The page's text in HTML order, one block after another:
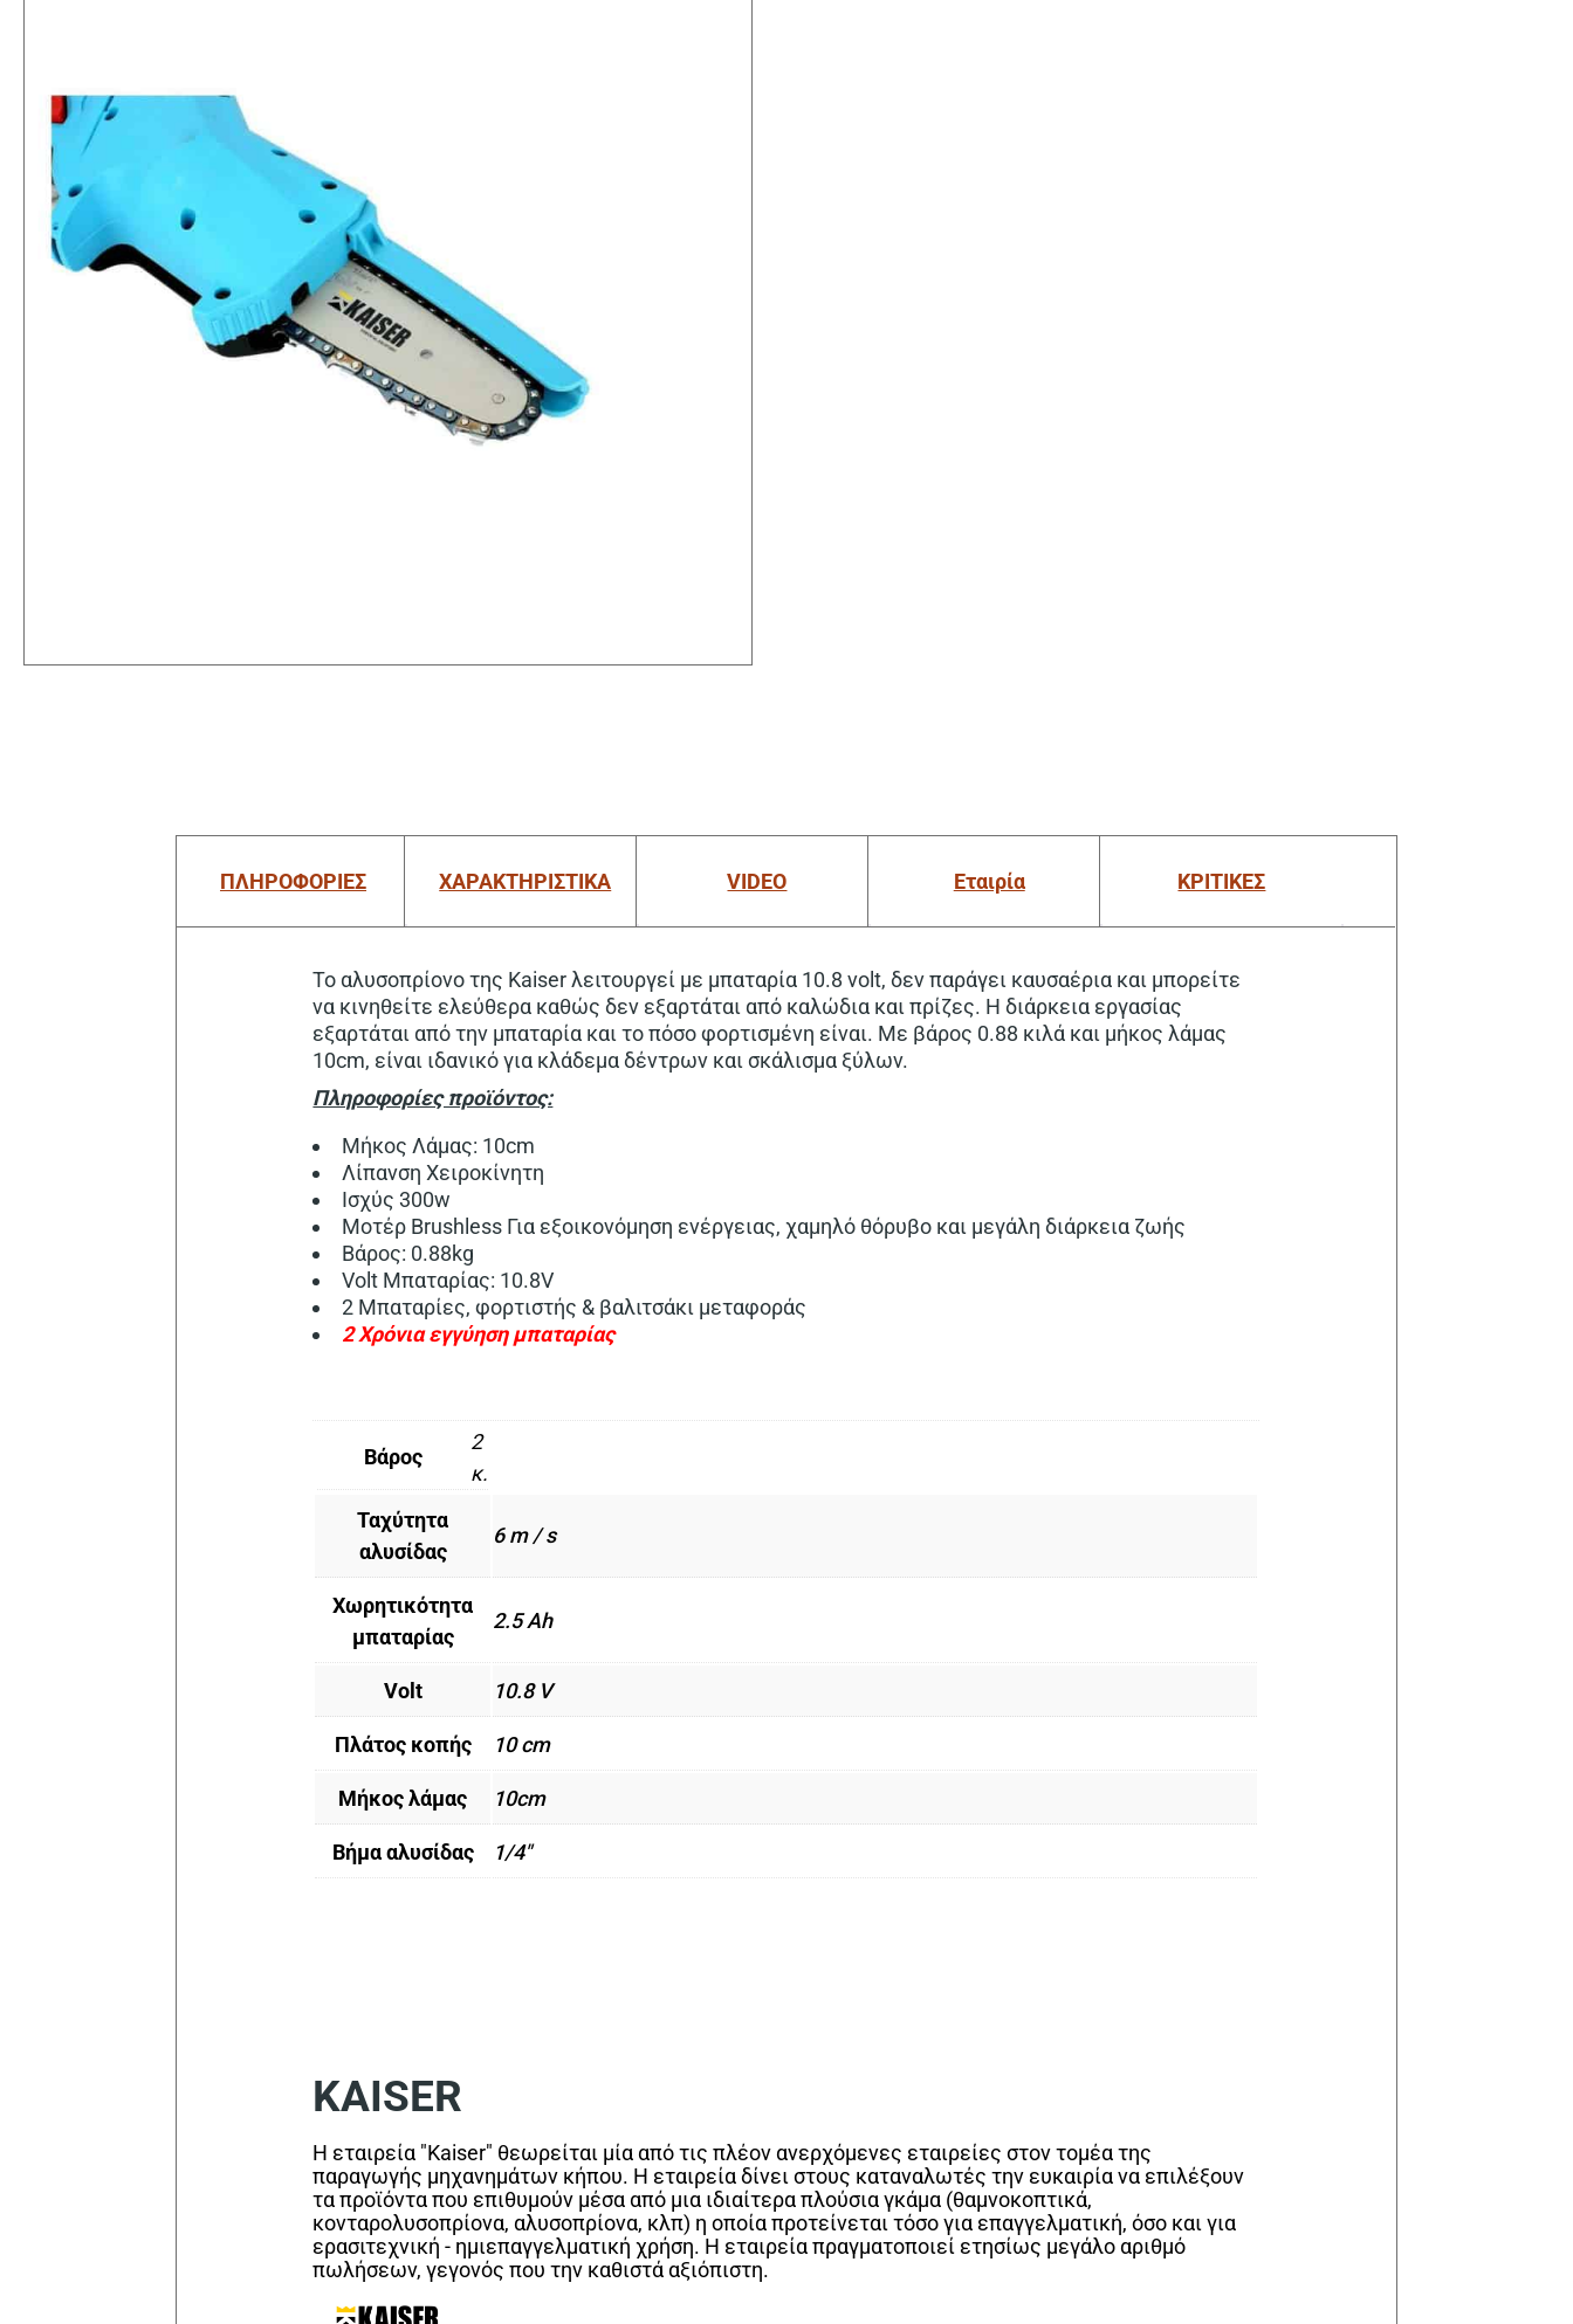
ΠΛΗΡΟΦΟΡΙΕΣ ΧΑΡΑΚΤΗΡΙΣΤΙΚΑ VIDEO Εταιρία ΚΡΙΤΙΚΕΣ
Το αλυσοπρίονο της Kaiser λειτουργεί με μπαταρία 10.8 volt, δεν παράγει καυσαέρια και μπορείτε
να κινηθείτε ελεύθερα καθώς δεν εξαρτάται από καλώδια και πρίζες. Η διάρκεια εργασίας
εξαρτάται από την μπαταρία και το πόσο φορτισμένη είναι. Με βάρος 0.88 κιλά και μήκος λάμας
10cm, είναι ιδανικό για κλάδεμα δέντρων και σκάλισμα ξύλων.
Πληροφορίες προϊόντος:
Μήκος Λάμας: 10cm
Λίπανση Χειροκίνητη
Ισχύς 300w
Μοτέρ Brushless Για εξοικονόμηση ενέργειας, χαμηλό θόρυβο και μεγάλη διάρκεια ζωής
Βάρος: 0.88kg
Volt Μπαταρίας: 10.8V
2 Μπαταρίες, φορτιστής & βαλιτσάκι μεταφοράς
2 Χρόνια εγγύηση μπαταρίας
Βάρος
2
κ.
Ταχύτητα
αλυσίδας
6 m / s
Χωρητικότητα
μπαταρίας
2.5 Ah
Volt 10.8 V
Πλάτος κοπής 10 cm
Μήκος λάμας 10cm
Βήμα αλυσίδας 1/4"
KAISER
Η εταιρεία "Kaiser" θεωρείται μία από τις πλέον ανερχόμενες εταιρείες στον τομέα της
παραγωγής μηχανημάτων κήπου. Η εταιρεία δίνει στους καταναλωτές την ευκαιρία να επιλέξουν
τα προϊόντα που επιθυμούν μέσα από μια ιδιαίτερα πλούσια γκάμα (θαμνοκοπτικά,
κονταρολυσοπρίονα, αλυσοπρίονα, κλπ) η οποία προτείνεται τόσο για επαγγελματική, όσο και για
ερασιτεχνική - ημιεπαγγελματική χρήση. Η εταιρεία πραγματοποιεί ετησίως μεγάλο αριθμό
πωλήσεων, γεγονός που την καθιστά αξιόπιστη.